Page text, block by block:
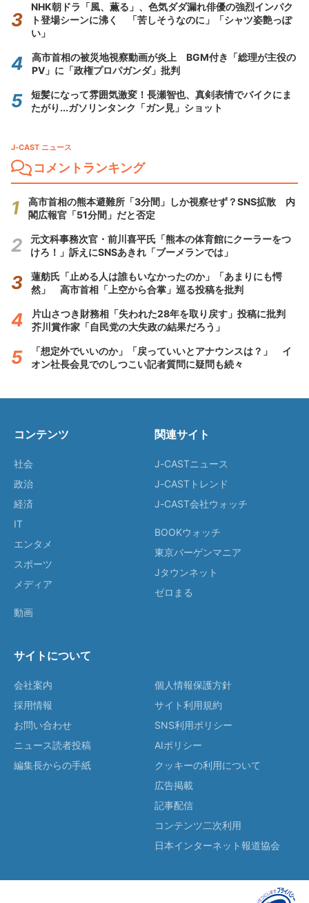
NHK朝ドラ「風、薫る」、色気ダダ漏れ俳優の強烈インパク
ト登場シーンに沸く 「苦しそうなのに」「シャツ姿艶っぽ
い」
高市首相の被災地視察動画が炎上 BGM付き「総理が主役の
PV」に「政権プロパガンダ」批判
短髪になって雰囲気激変！長瀬智也、真剣表情でバイクにま
たがり...ガソリンタンク「ガン見」ショット
J-CAST ニュース
コメントランキング
高市首相の熊本避難所「3分間」しか視察せず？SNS拡散 内
閣広報官「51分間」だと否定
元文科事務次官・前川喜平氏「熊本の体育館にクーラーをつ
けろ！」訴えにSNSあきれ「ブーメランでは」
蓮舫氏「止める人は誰もいなかったのか」「あまりにも愕
然」 高市首相「上空から合掌」巡る投稿を批判
片山さつき財務相「失われた28年を取り戻す」投稿に批判
芥川賞作家「自民党の大失政の結果だろう」
「想定外でいいのか」「戻っていいとアナウンスは？」 イ
オン社長会見でのしつこい記者質問に疑問も続々
コンテンツ
社会
政治
経済
IT
エンタメ
スポーツ
メディア
動画
関連サイト
J-CASTニュース
J-CASTトレンド
J-CAST会社ウォッチ
BOOKウォッチ
東京バーゲンマニア
Jタウンネット
ゼロまる
サイトについて
会社案内
採用情報
お問い合わせ
ニュース読者投稿
編集長からの手紙
個人情報保護方針
サイト利用規約
SNS利用ポリシー
AIポリシー
クッキーの利用について
広告掲載
記事配信
コンテンツ二次利用
日本インターネット報道協会